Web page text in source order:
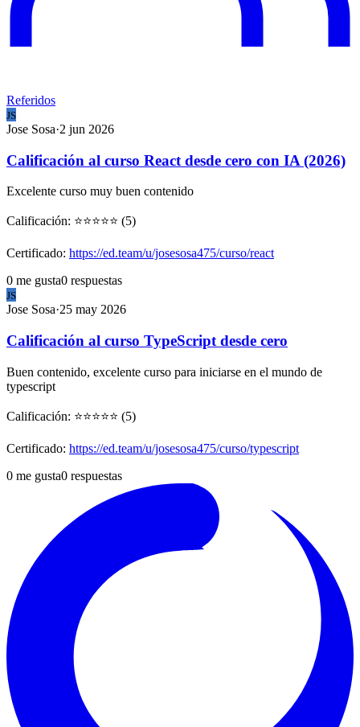
Referidos
JS
Jose Sosa·2 jun 2026
Calificación al curso React desde cero con IA (2026)
Excelente curso muy buen contenido
Calificación: ⭐⭐⭐⭐⭐ (5)
Certificado: https://ed.team/u/josesosa475/curso/react
0 me gusta0 respuestas
JS
Jose Sosa·25 may 2026
Calificación al curso TypeScript desde cero
Buen contenido, excelente curso para iniciarse en el mundo de
typescript
Calificación: ⭐⭐⭐⭐⭐ (5)
Certificado: https://ed.team/u/josesosa475/curso/typescript
0 me gusta0 respuestas